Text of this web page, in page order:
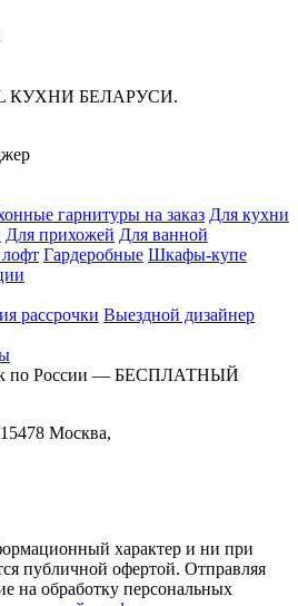
L КУХНИ БЕЛАРУСИ.
гарнитуры на заказ Для кухни
Для прихожей Для ванной
Гардеробные Шкафы-купе
рассрочки Выездной дизайнер
по России — БЕСПЛАТНЫЙ
Москва,
характер и ни при
публичной офертой. Отправляя
на обработку персональных